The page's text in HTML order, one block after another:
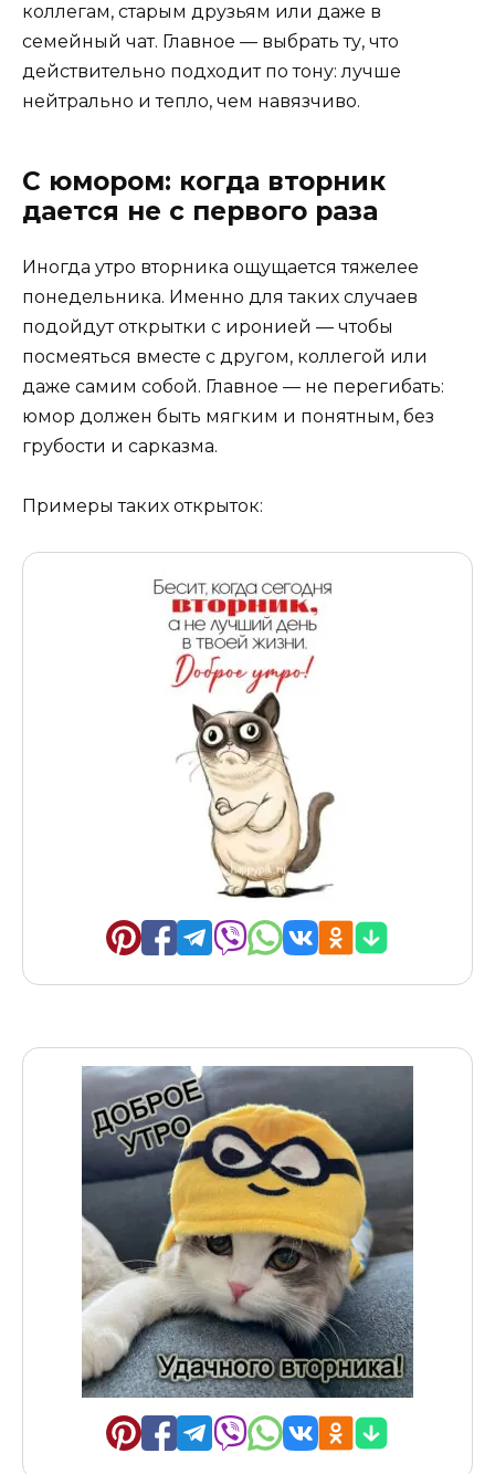
коллегам, старым друзьям или даже в
семейный чат. Главное — выбрать ту, что
действительно подходит по тону: лучше
нейтрально и тепло, чем навязчиво.
С юмором: когда вторник
дается не с первого раза
Иногда утро вторника ощущается тяжелее
понедельника. Именно для таких случаев
подойдут открытки с иронией — чтобы
посмеяться вместе с другом, коллегой или
даже самим собой. Главное — не перегибать:
юмор должен быть мягким и понятным, без
грубости и сарказма.
Примеры таких открыток: